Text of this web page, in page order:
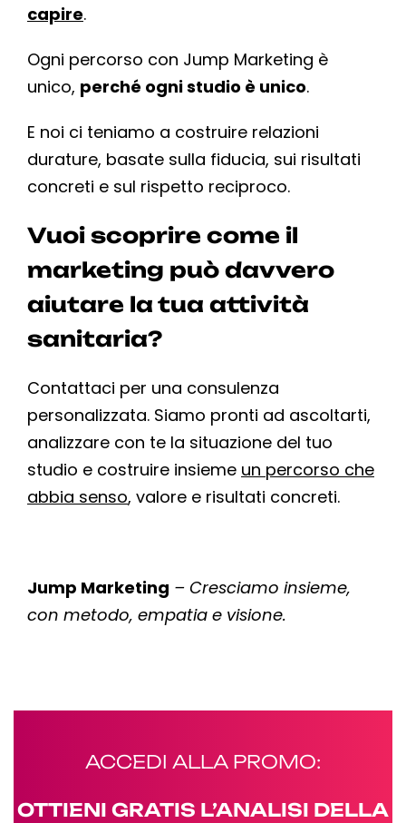
capire.
Ogni percorso con Jump Marketing è
unico, perché ogni studio è unico.
E noi ci teniamo a costruire relazioni
durature, basate sulla fiducia, sui risultati
concreti e sul rispetto reciproco.
Vuoi scoprire come il
marketing può davvero
aiutare la tua attività
sanitaria?
Contattaci per una consulenza
personalizzata. Siamo pronti ad ascoltarti,
analizzare con te la situazione del tuo
studio e costruire insieme un percorso che
abbia senso, valore e risultati concreti.
Jump Marketing – Cresciamo insieme,
con metodo, empatia e visione.
ACCEDI ALLA PROMO:
OTTIENI GRATIS L’ANALISI DELLA